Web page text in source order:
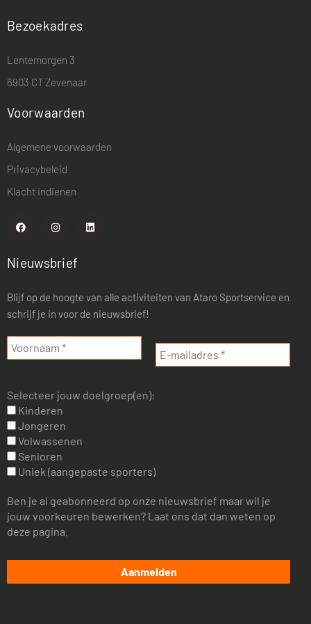
Bezoekadres
Lentemorgen 3
6903 CT Zevenaar
Voorwaarden
Algemene voorwaarden
Privacybeleid
Klacht indienen
Nieuwsbrief
Blijf op de hoogte van alle activiteiten van Ataro Sportservice en
schrijf je in voor de nieuwsbrief!
Selecteer jouw doelgroep(en):
Kinderen
Jongeren
Volwassenen
Senioren
Uniek (aangepaste sporters)
Ben je al geabonneerd op onze nieuwsbrief maar wil je
jouw voorkeuren bewerken? Laat ons dat dan weten op
deze pagina.